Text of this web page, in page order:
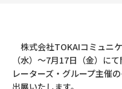
株式会社TOKAIコミュニ
（水）～7月17日（金）に
レーターズ・グループ主催
出展いたします。